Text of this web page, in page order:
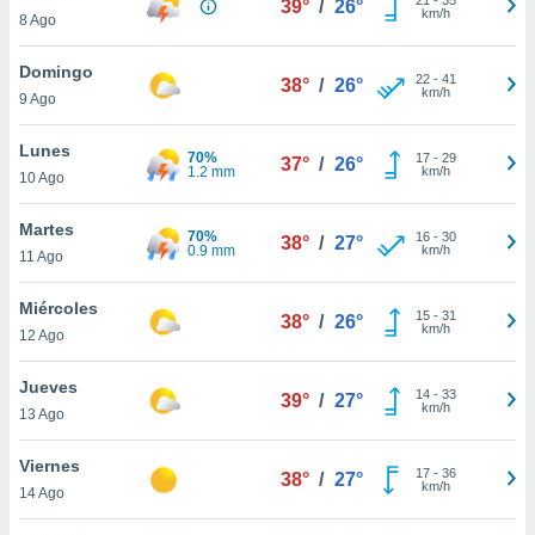
más
nuestra
y
de
disponible
cookies
aceptar
8 Ago
39° / 26°
km/h
Domingo
9 Ago
38° / 26° 22- 41
km/h
Lunes
10 Ago
70%
1.2 mm
37° / 26° 17- 29
km/h
Martes
11 Ago
70%
0.9 mm
38° / 27° 16- 30
km/h
Miércoles
12 Ago
38° / 26° 15- 31
km/h
Jueves
13 Ago
39° / 27° 14- 33
km/h
Viernes
14 Ago
38° / 27° 17- 36
km/h